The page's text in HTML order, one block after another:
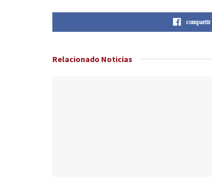
compartir
Relacionado Noticias